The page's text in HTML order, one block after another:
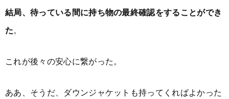
結局、待っている間に持ち物の最終確認をすることができ
た
これが後々の安心に繋がった。
ああ、そうだ、ダウンジャケットも持ってくればよかった